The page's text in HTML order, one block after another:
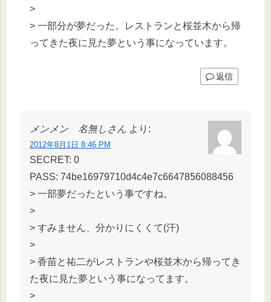
>
> 一部分が夢だった。レストランと桜並木から帰
ってきた夜に見た夢という事になっています。
返信
メンメン 名無しさん より:
2012年8月1日 8:46 PM
SECRET: 0
PASS: 74be16979710d4c4e7c6647856088456
> 一部夢だったという事ですね。
>
> すみません、分かりにくくて(汗)
>
> 香苗と祐二がレストランや桜並木から帰ってき
た夜に見た夢という事になってます。
>